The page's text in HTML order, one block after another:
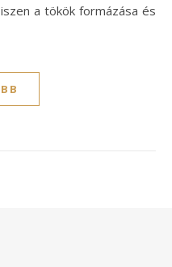
a tökök formázása és